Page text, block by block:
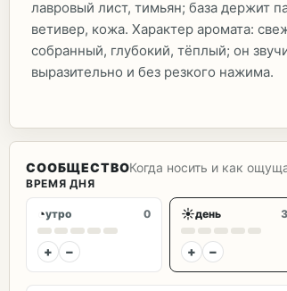
лавровый лист, тимьян; база держит
ветивер, кожа. Характер аромата:
собранный, глубокий, тёплый; он
выразительно и без резкого нажима.
СООБЩЕСТВОКогда носить и как
ВРЕМЯ ДНЯ
◔утро 0
+ −
☀день
+ −